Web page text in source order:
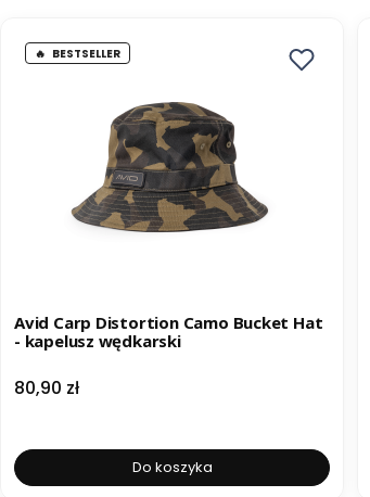
BESTSELLER
Avid Carp Distortion Camo Bucket Hat
- kapelusz wędkarski
Cena
80,90 zł
Do koszyka